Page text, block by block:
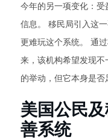
今年的另一项变化：
信息。 移民局引入这
更难玩这个系统。 通
来，该机构希望发现
的举动，但它本身是否
美国公民
善系统